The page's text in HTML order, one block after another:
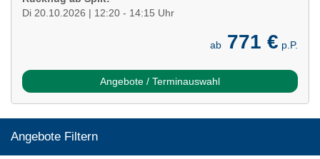
Di 20.10.2026 | 12:20 - 14:15 Uhr
ab 771 € p.P.
Angebote / Terminauswahl
Angebote Filtern